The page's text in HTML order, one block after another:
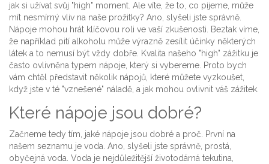
jak si užívat svůj "high" moment. Ale víte, že to, co pijeme, může
mít nesmírný vliv na naše prožitky? Ano, slyšeli jste správně.
Nápoje mohou hrát klíčovou roli ve vaší zkušenosti. Beztak víme,
že například pití alkoholu může výrazně zesílit účinky některých
látek a to nemusí být vždy dobře. Kvalita našeho "high" zážitku je
často ovlivněna typem nápoje, který si vybereme. Proto bych
vám chtěl představit několik nápojů, které můžete vyzkoušet,
když jste v té "vznešené" náladě, a jak mohou ovlivnit váš zážitek.
Které nápoje jsou dobré?
Začneme tedy tím, jaké nápoje jsou dobré a proč. První na
našem seznamu je voda. Ano, slyšeli jste správně, prostá,
obyčejná voda. Voda je nejdůležitější životodárná tekutina,